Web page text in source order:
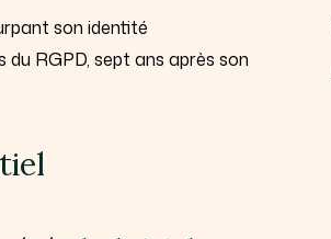
son identité
RGPD, sept ans après son